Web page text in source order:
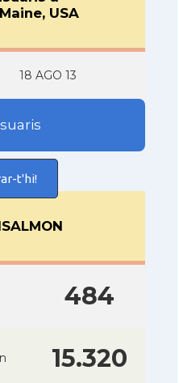
USA
18 AGO 13
t'hi!
484
15.320